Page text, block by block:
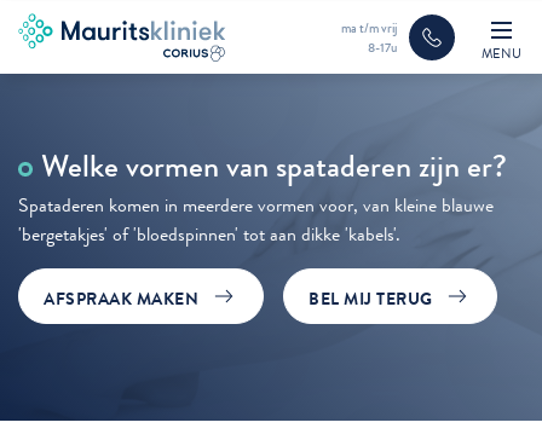
ma t/m vrij
8-17u
MENU
Welke vormen van spataderen zijn er?
Spataderen komen in meerdere vormen voor, van kleine blauwe
'bergetakjes' of 'bloedspinnen' tot aan dikke 'kabels'.
AFSPRAAK MAKEN BEL MIJ TERUG